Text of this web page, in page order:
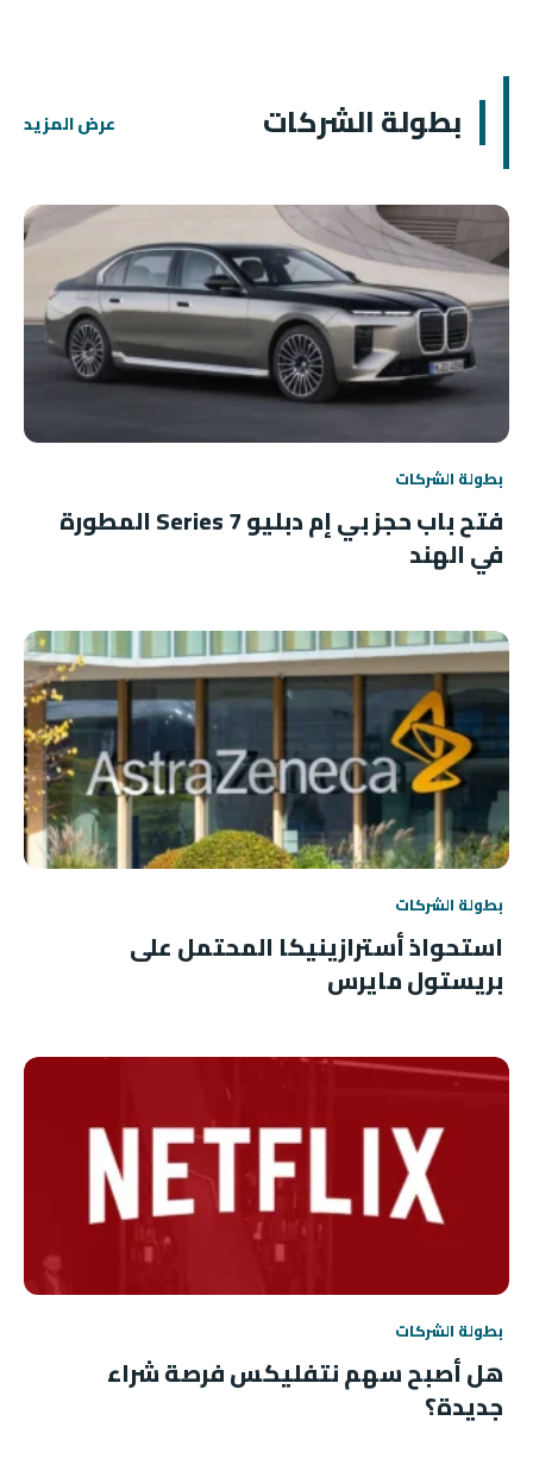
بطولة الشركات عرض المزيد
بطولة الشركات
فتح باب حجز بي إم دبليو 7 Series المطورة
في الهند
بطولة الشركات
استحواذ أسترازينيكا المحتمل على
بريستول مايرس
بطولة الشركات
هل أصبح سهم نتفليكس فرصة شراء
جديدة؟